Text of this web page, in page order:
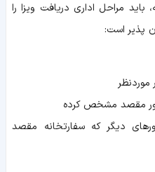
مراحل اداری دریافت ویزا را
پذیر است:
مقصد مشخص کرده
دیگر که سفارتخانه مقصد